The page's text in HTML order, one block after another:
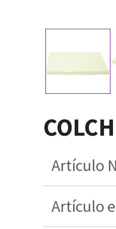
Artículo
Artículo